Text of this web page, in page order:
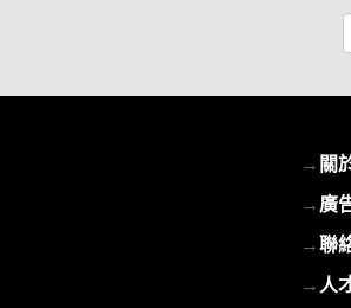
→關
→廣
→聯
→人